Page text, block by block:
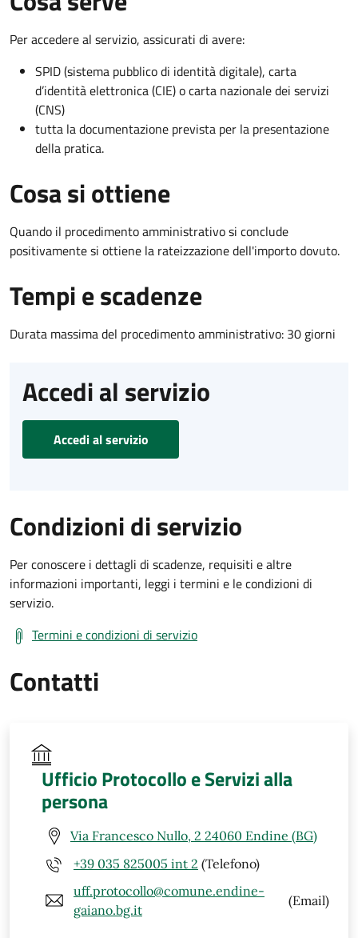
Per accedere al servizio, assicurati di avere:
SPID (sistema pubblico di identità digitale), carta
d’identità elettronica (CIE) o carta nazionale dei servizi
(CNS)
tutta la documentazione prevista per la presentazione
della pratica.
Cosa si ottiene
Quando il procedimento amministrativo si conclude
positivamente si ottiene la rateizzazione dell'importo dovuto.
Tempi e scadenze
Durata massima del procedimento amministrativo: 30 giorni
Accedi al servizio
Accedi al servizio
Condizioni di servizio
Per conoscere i dettagli di scadenze, requisiti e altre
informazioni importanti, leggi i termini e le condizioni di
servizio.
Termini e condizioni di servizio
Contatti
Ufficio Protocollo e Servizi alla
persona
Via Francesco Nullo, 2 24060 Endine (BG)
+39 035 825005 int 2 (Telefono)
uff.protocollo@comune.endine-
gaiano.bg.it
(Email)